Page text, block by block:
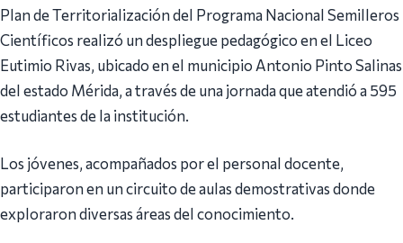
Plan de Territorialización del Programa Nacional Semilleros
Científicos realizó un despliegue pedagógico en el Liceo
Eutimio Rivas, ubicado en el municipio Antonio Pinto Salinas
del estado Mérida, a través de una jornada que atendió a 595
estudiantes de la institución.
Los jóvenes, acompañados por el personal docente,
participaron en un circuito de aulas demostrativas donde
exploraron diversas áreas del conocimiento.